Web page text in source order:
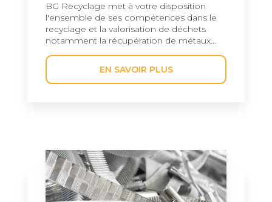
BG Recyclage met à votre disposition
l'ensemble de ses compétences dans le
recyclage et la valorisation de déchets
notamment la récupération de métaux...
EN SAVOIR PLUS